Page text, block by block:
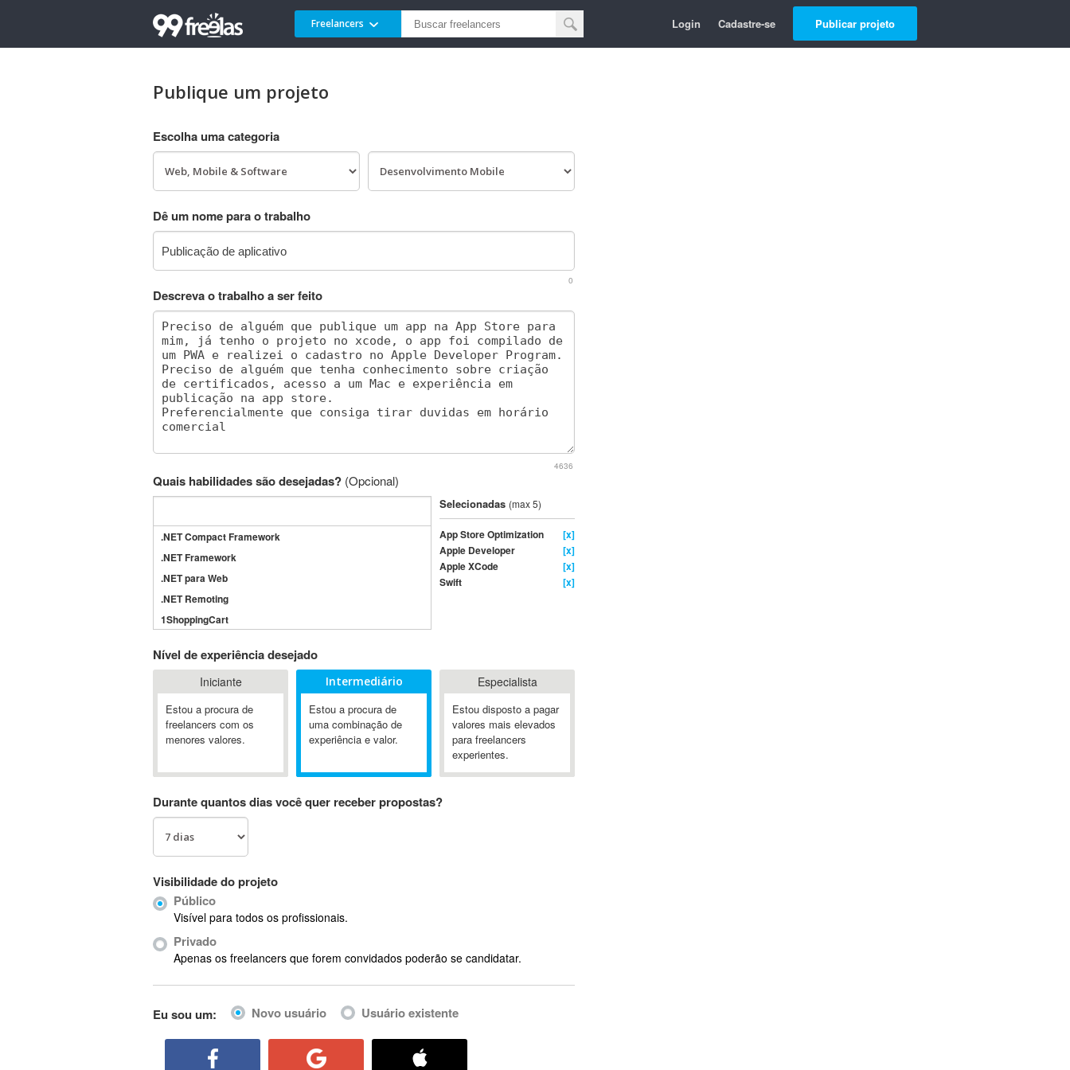
Freelancers Login Cadastre-se Publicar projeto
Publique um projeto
Escolha uma categoria
Dê um nome para o trabalho
0
Descreva o trabalho a ser feito
4636
Quais habilidades são desejadas? (Opcional)
.NET Compact Framework
.NET Framework
.NET para Web
.NET Remoting
1ShoppingCart
3GSM
4D Dimension
802.11
A&P
A-GPS
Ab Initio
ABIS
AbleCommerce
Ableton Live
Abstract Window Toolkit (AWT)
Selecionadas (max 5)
App Store Optimization
[x]
Apple Developer
[x]
Apple XCode
[x]
Swift
[x]
Nível de experiência desejado
Iniciante
Estou a procura de
freelancers com os
menores valores.
Intermediário
Estou a procura de
uma combinação de
experiência e valor.
Especialista
Estou disposto a pagar
valores mais elevados
para freelancers
experientes.
Durante quantos dias você quer receber propostas?
Visibilidade do projeto
Público
Visível para todos os profissionais.
Privado
Apenas os freelancers que forem convidados poderão se candidatar.
Eu sou um: Novo usuário Usuário existente